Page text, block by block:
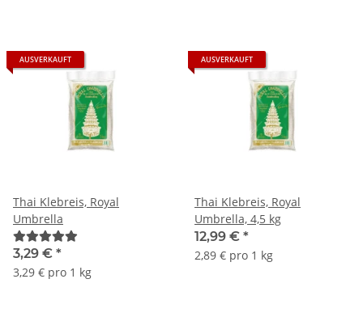
AUSVERKAUFT
Thai Klebreis, Royal
Umbrella
3,29 € *
3,29 € pro 1 kg
AUSVERKAUFT
Thai Klebreis, Royal
Umbrella, 4,5 kg
12,99 € *
2,89 € pro 1 kg